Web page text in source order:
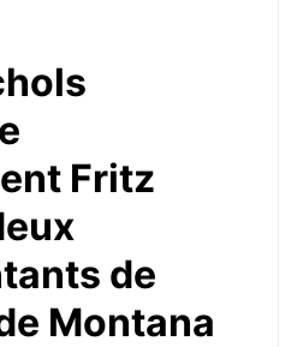
Fritz
de
Montana